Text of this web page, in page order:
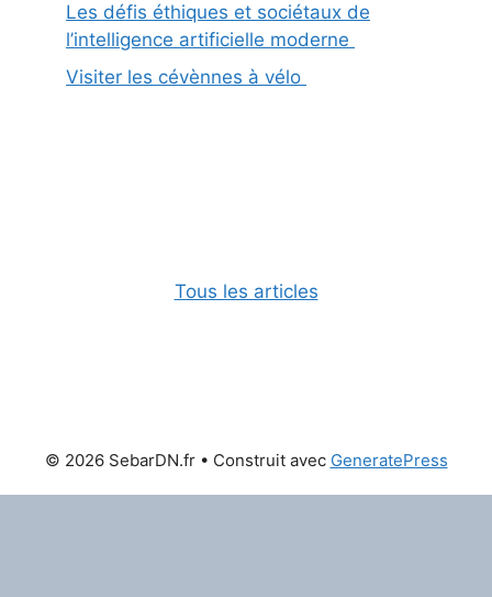
Les défis éthiques et sociétaux de
l’intelligence artificielle moderne
Visiter les cévènnes à vélo
Tous les articles
© 2026 SebarDN.fr• Construit avec GeneratePress